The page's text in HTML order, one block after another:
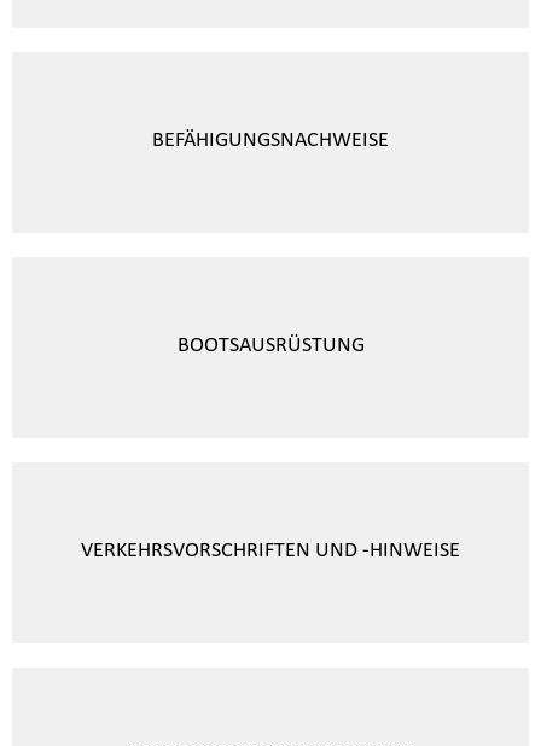
BEFÄHIGUNGSNACHWEISE
BOOTSAUSRÜSTUNG
VERKEHRSVORSCHRIFTEN UND -HINWEISE